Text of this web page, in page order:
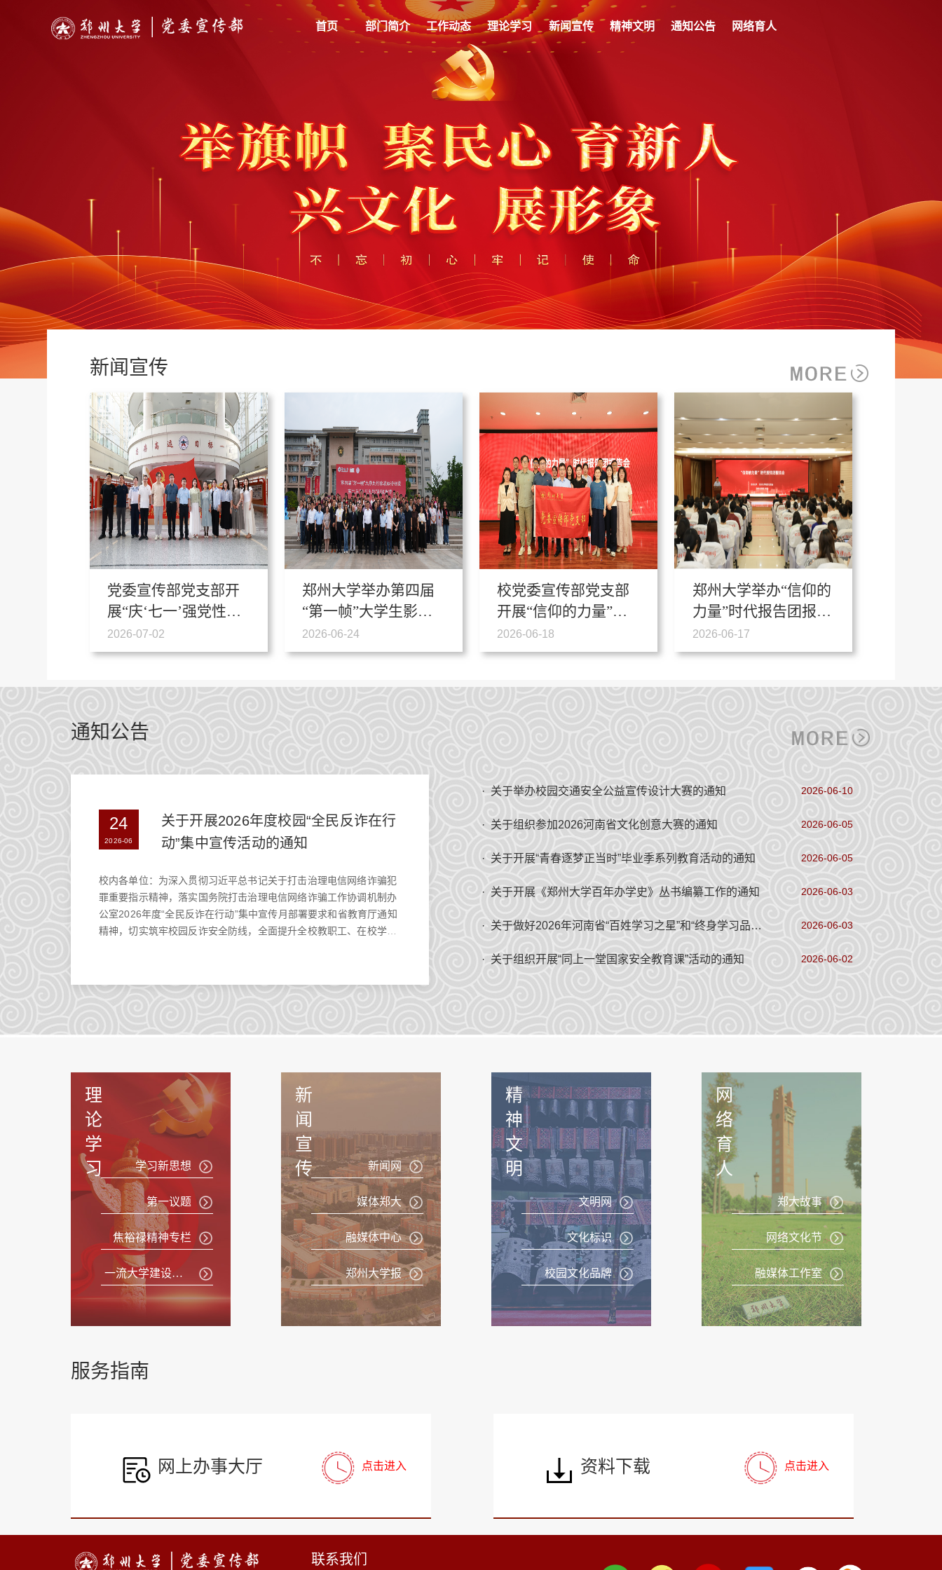
首页 部门简介 工作动态 理论学习 新闻宣传 精神文明 通知公告 网络育人
新闻宣传
党委宣传部党支部开
展“庆‘七一’强党性践
初心”主题党日活动
2026-07-02
郑州大学举办第四届
“第一帧”大学生影像
展映活动暨第二届“...
2026-06-24
校党委宣传部党支部
开展“信仰的力量”主
题党日活动
2026-06-18
郑州大学举办“信仰的
力量”时代报告团报告
会
2026-06-17
通知公告
24
2026-06
关于开展2026年度校园“全民反诈在行
动”集中宣传活动的通知
校内各单位：为深入贯彻习近平总书记关于打击治理电信网络诈骗犯
罪重要指示精神，落实国务院打击治理电信网络诈骗工作协调机制办
公室2026年度“全民反诈在行动”集中宣传月部署要求和省教育厅通知
精神，切实筑牢校园反诈安全防线，全面提升全校教职工、在校学生
· 关于举办校园交通安全公益宣传设计大赛的通知 2026-06-10
· 关于组织参加2026河南省文化创意大赛的通知 2026-06-05
· 关于开展“青春逐梦正当时”毕业季系列教育活动的通知 2026-06-05
· 关于开展《郑州大学百年办学史》丛书编纂工作的通知 2026-06-03
· 关于做好2026年河南省“百姓学习之星”和“终身学习品牌项目”征集推介工作的通知 2026-06-03
· 关于组织开展“同上一堂国家安全教育课”活动的通知 2026-06-02
理
论
学
习
学习新思想
第一议题
焦裕禄精神专栏
一流大学建设发展论坛
新
闻
宣
传
新闻网
媒体郑大
融媒体中心
郑州大学报
精
神
文
明
文明网
文化标识
校园文化品牌
网
络
育
人
郑大故事
网络文化节
融媒体工作室
服务指南
网上办事大厅 点击进入 资料下载 点击进入
联系我们